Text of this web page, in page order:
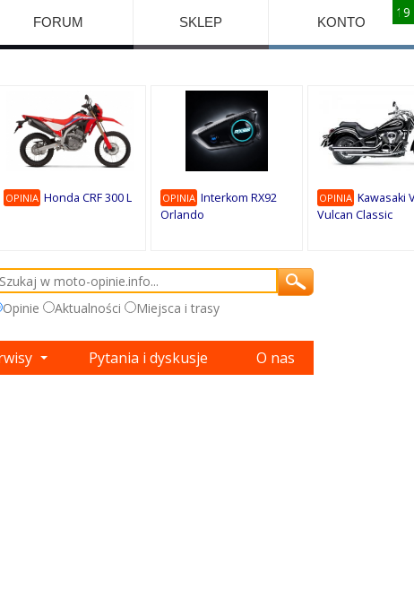
FORUM SKLEP KONTO
10
10
8
7
1
OPINIA Honda CRF 300 L
9
OPINIA Interkom RX92
Orlando
10
OPINIA Kawasaki
Vulcan Classic
10
9
9
Opinie Aktualności Miejsca i trasy
Pytania i dyskusje O nas